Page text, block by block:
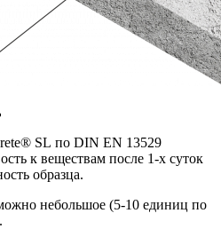
SL по DIN EN 13529
к веществам после 1-х суток
образца.
небольшое (5-10 единиц по